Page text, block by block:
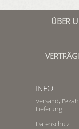
ÜBER
INFO
Versand,
Lieferung
Datenschutz